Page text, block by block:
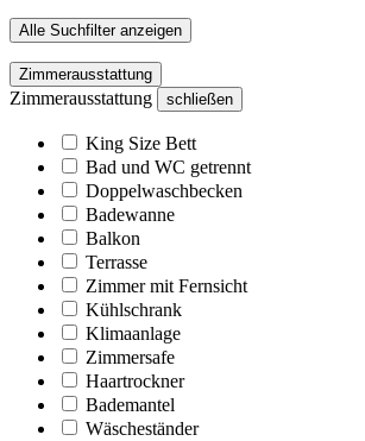
Alle Suchfilter anzeigen
Zimmerausstattung
Zimmerausstattung schließen
King Size Bett
Bad und WC getrennt
Doppelwaschbecken
Badewanne
Balkon
Terrasse
Zimmer mit Fernsicht
Kühlschrank
Klimaanlage
Zimmersafe
Haartrockner
Bademantel
Wäscheständer